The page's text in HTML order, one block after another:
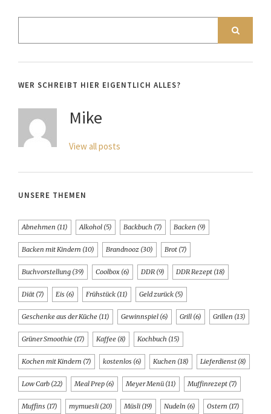
WER SCHREIBT HIER EIGENTLICH ALLES?
Mike
View all posts
UNSERE THEMEN
Abnehmen (11) Alkohol (5) Backbuch (7) Backen (9)
Backen mit Kindern (10) Brandnooz (30) Brot (7)
Buchvorstellung (39) Coolbox (6) DDR (9) DDR Rezept (18)
Diät (7) Eis (6) Frühstück (11) Geld zurück (5)
Geschenke aus der Küche (11) Gewinnspiel (6) Grill (6) Grillen (13)
Grüner Smoothie (17) Kaffee (8) Kochbuch (15)
Kochen mit Kindern (7) kostenlos (6) Kuchen (18) Lieferdienst (8)
Low Carb (22) Meal Prep (6) Meyer Menü (11) Muffinrezept (7)
Muffins (17) mymuesli (20) Müsli (19) Nudeln (6) Ostern (17)